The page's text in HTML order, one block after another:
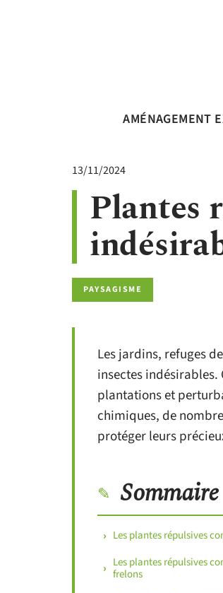
AMÉNAGEMENT
13/11/2024
Plantes
PAYSAGISME
Les jardins, refuges
insectes indésirables.
plantations et
chimiques, de
protéger leurs
Sommaire
Les plantes répulsives
Les plantes répulsives
frelons